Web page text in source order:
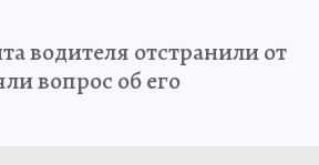
водителя отстранили от
вопрос об его